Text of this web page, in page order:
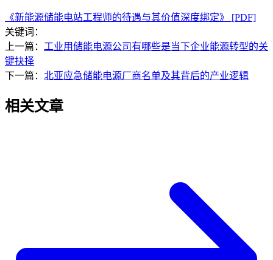
《新能源储能电站工程师的待遇与其价值深度绑定》 [PDF]
关键词：
上一篇： 工业用储能电源公司有哪些是当下企业能源转型的关
键抉择
下一篇： 北亚应急储能电源厂商名单及其背后的产业逻辑
相关文章